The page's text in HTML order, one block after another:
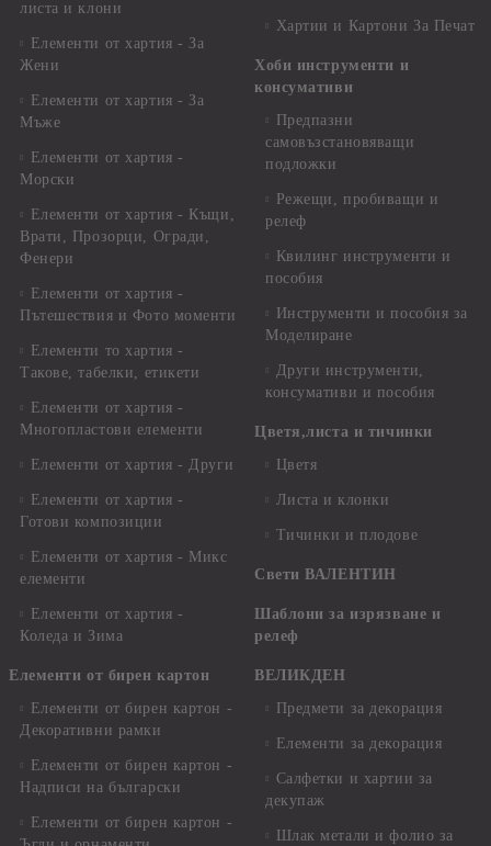
листа и клони
Елементи от хартия - За
Жени
Елементи от хартия - За
Мъже
Елементи от хартия -
Морски
Елементи от хартия - Къщи,
Врати, Прозорци, Огради,
Фенери
Елементи от хартия -
Пътешествия и Фото моменти
Елементи то хартия -
Такове, табелки, етикети
Елементи от хартия -
Многопластови елементи
Елементи от хартия - Други
Елементи от хартия -
Готови композиции
Елементи от хартия - Микс
елементи
Елементи от хартия -
Коледа и Зима
Елементи от бирен картон
Елементи от бирен картон -
Декоративни рамки
Елементи от бирен картон -
Надписи на български
Елементи от бирен картон -
Хартии и Картони За Печат
Хоби инструменти и
консумативи
Предпазни
самовъзстановяващи
подложки
Режещи, пробиващи и
релеф
Квилинг инструменти и
пособия
Инструменти и пособия за
Моделиране
Други инструменти,
консумативи и пособия
Цветя,листа и тичинки
Цветя
Листа и клонки
Тичинки и плодове
Свети ВАЛЕНТИН
Шаблони за изрязване и
релеф
ВЕЛИКДЕН
Предмети за декорация
Елементи за декорация
Салфетки и хартии за
декупаж
Шлак метали и фолио за